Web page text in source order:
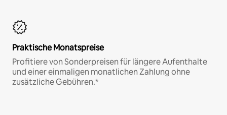
Praktische Monatspreise
Profitiere von Sonderpreisen für längere Aufenthalte
und einer einmaligen monatlichen Zahlung ohne
zusätzliche Gebühren.*